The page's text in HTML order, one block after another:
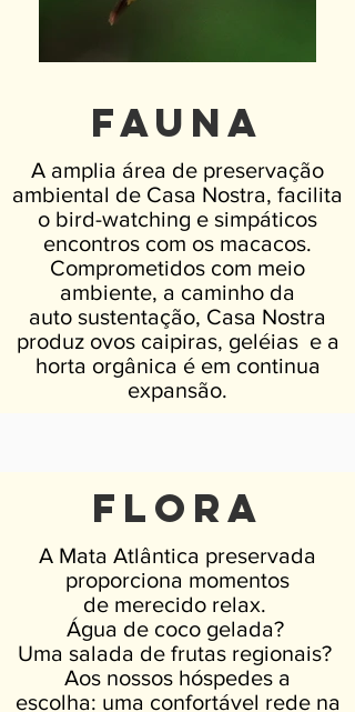
fauna
A amplia área de preservação
ambiental de Casa Nostra, facilita
o bird-watching e simpáticos
encontros com os macacos.
Comprometidos com meio
ambiente, a caminho da
auto sustentação, Casa Nostra
produz ovos caipiras, geléias e a
horta orgânica é em continua
expansão.
flora
A Mata Atlântica preservada
proporciona momentos
de merecido relax.
Água de coco gelada?
Uma salada de frutas regionais?
Aos nossos hóspedes a
escolha: uma confortável rede na